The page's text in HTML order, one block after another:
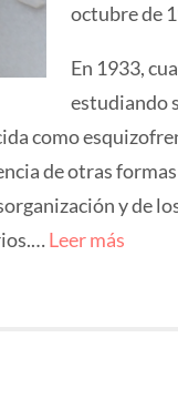
octubre de
En 1933,
estudiando
como
de otras
y de
Leer más